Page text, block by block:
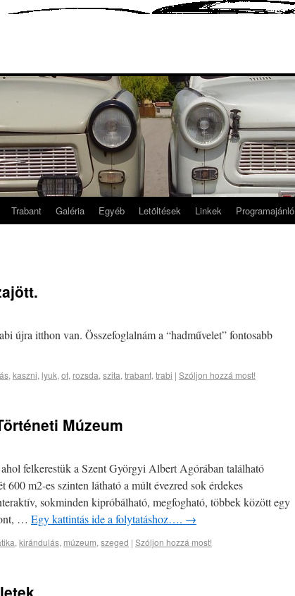
Trabant Galéria Egyéb Letöltések Linkek Programajánló
újra itthon van. Összefoglalnám a “hadművelet” fontosabb
, kaszni, lyuk, ot, rozsda, szita, trabant, trabi | Szóljon hozzá most!
Múzeum
felkerestük a Szent Györgyi Albert Agórában található
m2-es szinten látható a múlt évezred sok érdekes
sokminden kipróbálható, megfogható, többek között egy
… Egy kattintás ide a folytatáshoz…. →
, kirándulás, múzeum, szeged | Szóljon hozzá most!